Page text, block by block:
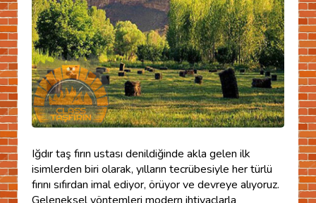
Iğdır taş fırın ustası denildiğinde akla gelen ilk
isimlerden biri olarak, yılların tecrübesiyle her türlü
fırını sıfırdan imal ediyor, örüyor ve devreye alıyoruz.